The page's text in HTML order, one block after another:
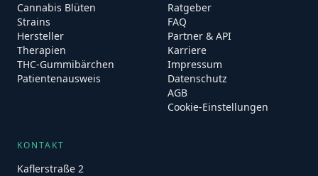
Cannabis Blüten
Strains
Hersteller
Therapien
THC-Gummibärchen
Patientenausweis
Ratgeber
FAQ
Partner & API
Karriere
Impressum
Datenschutz
AGB
Cookie-Einstellungen
KONTAKT
Kaflerstraße 2